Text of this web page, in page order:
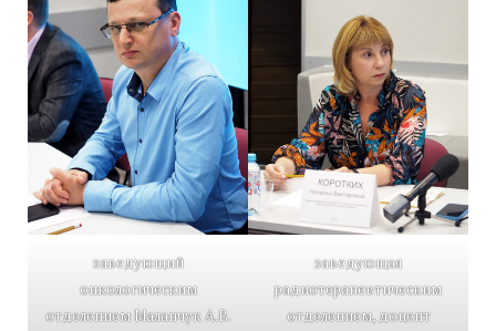
заведующий
онкологическим
отделением Маланчук А.В.
заведующая
радиотерапевтическим
отделением, доцент